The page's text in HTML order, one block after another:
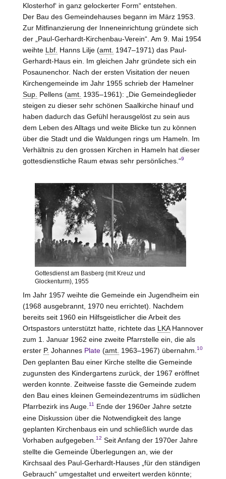
Klosterhof‘ in ganz gelockerter Form“ entstehen.
Der Bau des Gemeindehauses begann im März 1953.
Zur Mitfinanzierung der Inneneinrichtung gründete sich
der „Paul-Gerhardt-Kirchenbau-Verein“. Am 9. Mai 1954
weihte Lbf. Hanns Lilje (amt. 1947–1971) das Paul-
Gerhardt-Haus ein. Im gleichen Jahr gründete sich ein
Posaunenchor. Nach der ersten Visitation der neuen
Kirchengemeinde im Jahr 1955 schrieb der Hamelner
Sup. Pellens (amt. 1935–1961): „Die Gemeindeglieder
steigen zu dieser sehr schönen Saalkirche hinauf und
haben dadurch das Gefühl herausgelöst zu sein aus
dem Leben des Alltags und weite Blicke tun zu können
über die Stadt und die Waldungen rings um Hameln. Im
Verhältnis zu den grossen Kirchen in Hameln hat dieser
gottesdienstliche Raum etwas sehr persönliches.“9
Gottesdienst am Basberg (mit Kreuz und
Glockenturm), 1955
Im Jahr 1957 weihte die Gemeinde ein Jugendheim ein
(1968 ausgebrannt, 1970 neu errichtet). Nachdem
bereits seit 1960 ein Hilfsgeistlicher die Arbeit des
Ortspastors unterstützt hatte, richtete das LKAHannover
zum 1. Januar 1962 eine zweite Pfarrstelle ein, die als
erster P. Johannes Plate(amt. 1963–1967) übernahm. 10
Den geplanten Bau einer Kirche stellte die Gemeinde
zugunsten des Kindergartens zurück, der 1967 eröffnet
werden konnte. Zeitweise fasste die Gemeinde zudem
den Bau eines kleinen Gemeindezentrums im südlichen
Pfarrbezirk ins Auge. 11
Ende der 1960er Jahre setzte
eine Diskussion über die Notwendigkeit des lange
geplanten Kirchenbaus ein und schließlich wurde das
Vorhaben aufgegeben. 12 Seit Anfang der 1970er Jahre
stellte die Gemeinde Überlegungen an, wie der
Kirchsaal des Paul-Gerhardt-Hauses „für den ständigen
Gebrauch“ umgestaltet und erweitert werden könnte;